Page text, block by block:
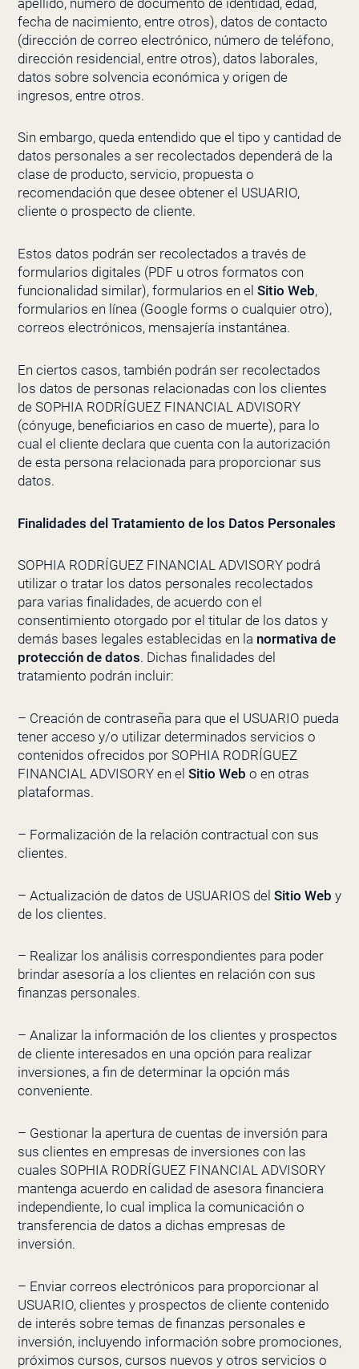
fecha de nacimiento, entre otros), datos de contacto
(dirección de correo electrónico, número de teléfono,
dirección residencial, entre otros), datos laborales,
datos sobre solvencia económica y origen de
ingresos, entre otros.
Sin embargo, queda entendido que el tipo y cantidad de
datos personales a ser recolectados dependerá de la
clase de producto, servicio, propuesta o
recomendación que desee obtener el USUARIO,
cliente o prospecto de cliente.
Estos datos podrán ser recolectados a través de
formularios digitales (PDF u otros formatos con
funcionalidad similar), formularios en el Sitio Web,
formularios en línea (Google forms o cualquier otro),
correos electrónicos, mensajería instantánea.
En ciertos casos, también podrán ser recolectados
los datos de personas relacionadas con los clientes
de SOPHIA RODRÍGUEZ FINANCIAL ADVISORY
(cónyuge, beneficiarios en caso de muerte), para lo
cual el cliente declara que cuenta con la autorización
de esta persona relacionada para proporcionar sus
datos.
Finalidades del Tratamiento de los Datos Personales
SOPHIA RODRÍGUEZ FINANCIAL ADVISORYpodrá
utilizar o tratar los datos personales recolectados
para varias finalidades, de acuerdo con el
consentimiento otorgado por el titular de los datos y
demás bases legales establecidas en la normativa de
protección de datos. Dichas finalidades del
tratamiento podrán incluir:
– Creación de contraseña para que el USUARIO pueda
tener acceso y/o utilizar determinados servicios o
contenidos ofrecidos por SOPHIA RODRÍGUEZ
FINANCIAL ADVISORYen el Sitio Web o en otras
plataformas.
– Formalización de la relación contractual con sus
clientes.
– Actualización de datos de USUARIOS del Sitio Web y
de los clientes.
– Realizar los análisis correspondientes para poder
brindar asesoría a los clientes en relación con sus
finanzas personales.
– Analizar la información de los clientes y prospectos
de cliente interesados en una opción para realizar
inversiones, a fin de determinar la opción más
conveniente.
– Gestionar la apertura de cuentas de inversión para
sus clientes en empresas de inversiones con las
cuales SOPHIA RODRÍGUEZ FINANCIAL ADVISORY
mantenga acuerdo en calidad de asesora financiera
independiente, lo cual implica la comunicación o
transferencia de datos a dichas empresas de
inversión.
– Enviar correos electrónicos para proporcionar al
USUARIO, clientes y prospectos de cliente contenido
de interés sobre temas de finanzas personales e
inversión, incluyendo información sobre promociones,
próximos cursos, cursos nuevos y otros servicios o